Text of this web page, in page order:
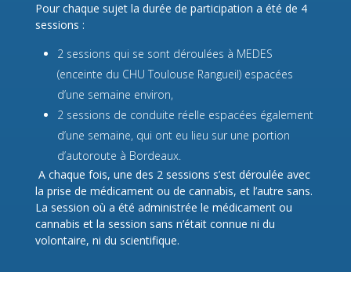
Pour chaque sujet la durée de participation a été de 4
sessions :
2 sessions qui se sont déroulées à MEDES
(enceinte du CHU Toulouse Rangueil) espacées
d’une semaine environ,
2 sessions de conduite réelle espacées également
d’une semaine, qui ont eu lieu sur une portion
d’autoroute à Bordeaux.
A chaque fois, une des 2 sessions s’est déroulée avec
la prise de médicament ou de cannabis, et l’autre sans.
La session où a été administrée le médicament ou
cannabis et la session sans n’était connue ni du
volontaire, ni du scientifique.